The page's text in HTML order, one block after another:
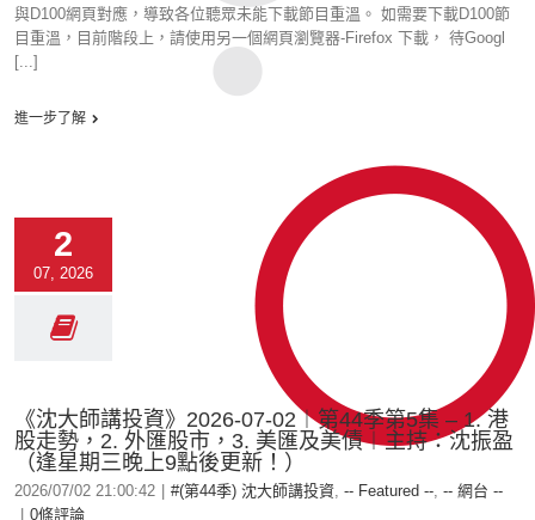
與D100網頁對應，導致各位聽眾未能下載節目重溫。 如需要下載D100節
目重溫，目前階段上，請使用另一個網頁瀏覽器-Firefox 下載， 待Googl
[...]
進一步了解
2
07, 2026
《沈大師講投資》2026-07-02︱第44季第5集 – 1. 港
股走勢，2. 外匯股市，3. 美匯及美債︱主持：沈振盈
（逢星期三晚上9點後更新！）
2026/07/02 21:00:42 #(第44季) 沈大師講投資, -- Featured --, -- 網台 --
0條評論